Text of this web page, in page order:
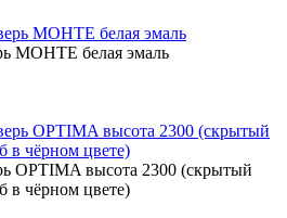
МОНТЕ белая эмаль
OPTIMA высота 2300 (скрытый
в чёрном цвете)